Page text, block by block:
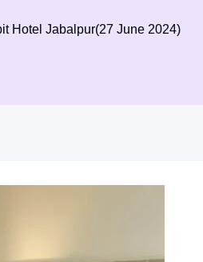
Hotel Jabalpur(27 June 2024)